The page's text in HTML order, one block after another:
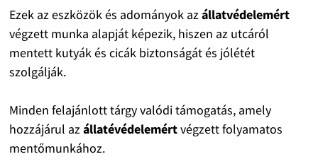
Ezek az eszközök és adományok azállatvédelemért
végzett munka alapját képezik, hiszen az utcáról
mentett kutyák és cicák biztonságát és jólétét
szolgálják.
Minden felajánlott tárgy valódi támogatás, amely
hozzájárul azállatévédelemértvégzett folyamatos
mentőmunkához.